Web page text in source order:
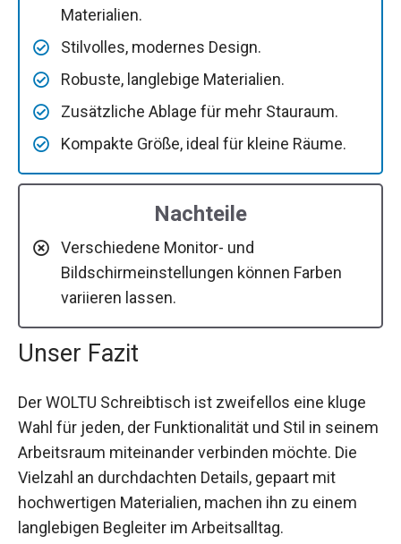
Materialien.
Stilvolles, modernes Design.
Robuste, langlebige Materialien.
Zusätzliche Ablage für mehr Stauraum.
Kompakte Größe, ideal für kleine Räume.
Nachteile
Verschiedene Monitor- und
Bildschirmeinstellungen können Farben
variieren lassen.
Unser Fazit
Der WOLTU Schreibtisch ist zweifellos eine kluge
Wahl für jeden, der Funktionalität und Stil in seinem
Arbeitsraum miteinander verbinden möchte. Die
Vielzahl an durchdachten Details, gepaart mit
hochwertigen Materialien, machen ihn zu einem
langlebigen Begleiter im Arbeitsalltag.